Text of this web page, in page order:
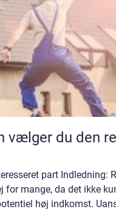
part Indledning:
for mange, da det ikke
høj indkomst.